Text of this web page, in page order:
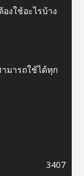
งใช้อะไรบ้าง
มารถใช้ได้ทุก
3407